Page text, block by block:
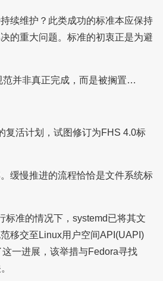
续维护？此类成功的标准本应保持
的重大问题。标准的初衷正是为避
范并非真正完成，而是被搁置…
活计划，试图修订为FHS 4.0标
缓慢推进的流程恰恰是文件系统标
标准的情况下，systemd已将其文
移交至Linux用户空间API(UAPI)
一进展，该举措与Fedora寻找